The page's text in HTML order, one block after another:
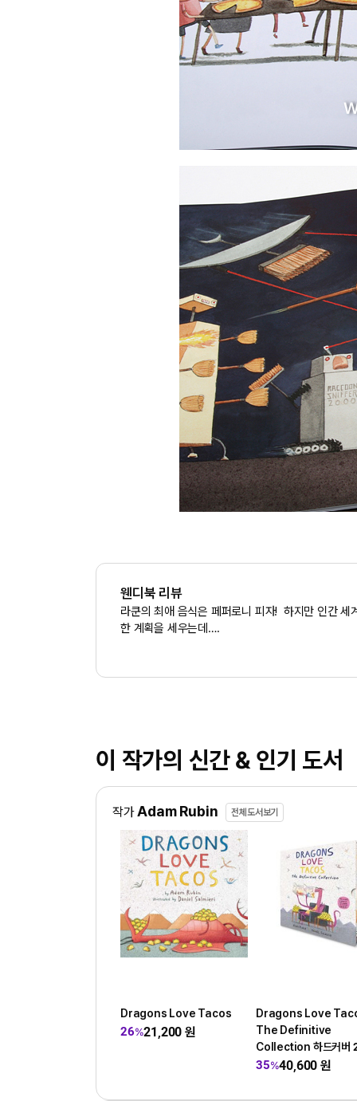
웬디북 리뷰
라쿤의 최애 음식은 페퍼로니 피자! 하지만 인간
한 계획을 세우는데….
이 작가의 신간 & 인기 도서
작가Adam Rubin 전체도서보기
Dragons Love Tacos
26%21,200원
Dragons Love
The Definitive
Collection 하드커버
스 세트
35%40,600원